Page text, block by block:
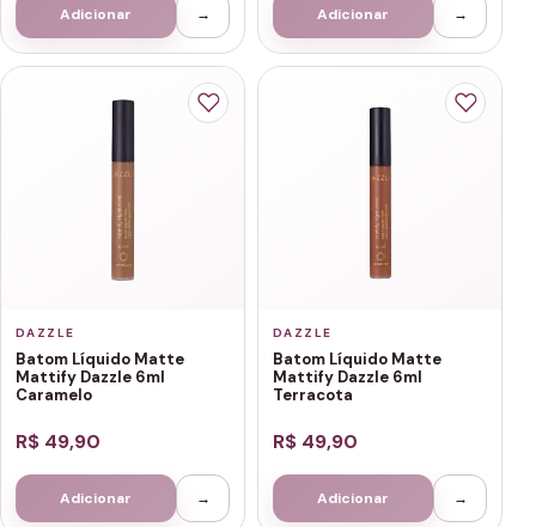
Adicionar → Adicionar →
DAZZLE
Batom Líquido Matte
Mattify Dazzle 6ml
Caramelo
R$ 49,90
Adicionar →
DAZZLE
Batom Líquido Matte
Mattify Dazzle 6ml
Terracota
R$ 49,90
Adicionar →